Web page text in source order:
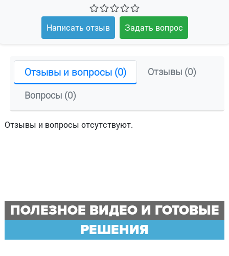
Написать отзыв Задать вопрос
Отзывы и вопросы (0)
Отзывы (0)
Вопросы (0)
Отзывы и вопросы отсутствуют.
ПОЛЕЗНОЕ ВИДЕО И ГОТОВЫЕ
РЕШЕНИЯ